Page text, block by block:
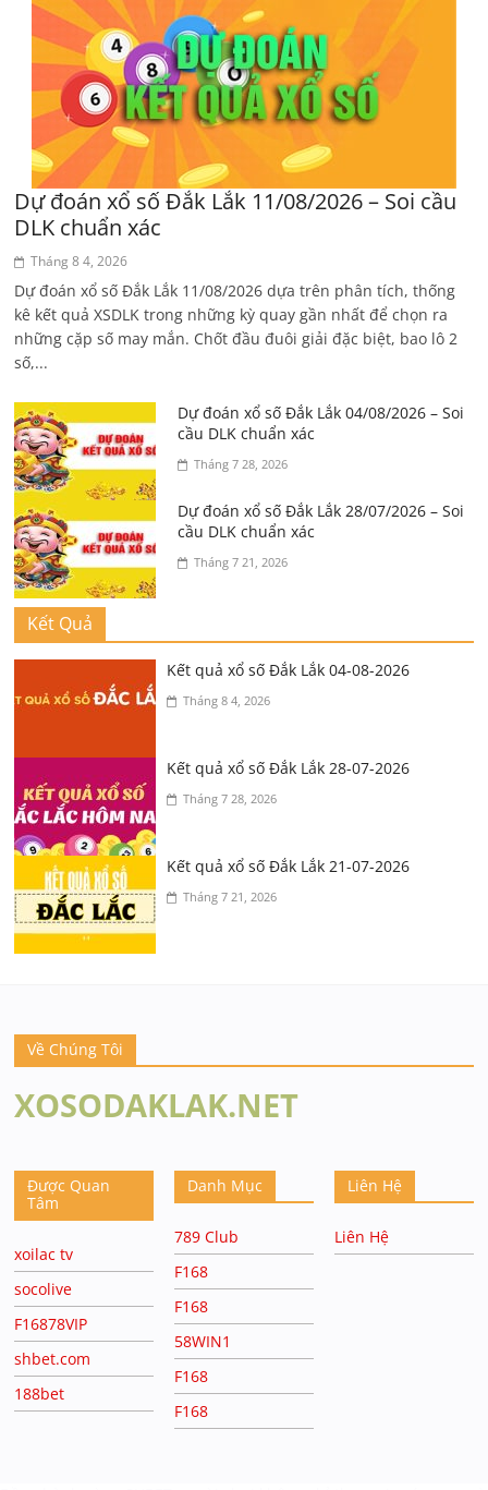
Dự đoán xổ số Đắk Lắk 11/08/2026 – Soi cầu
DLK chuẩn xác
Tháng 8 4, 2026
Dự đoán xổ số Đắk Lắk 11/08/2026 dựa trên phân tích, thống
kê kết quả XSDLK trong những kỳ quay gần nhất để chọn ra
những cặp số may mắn. Chốt đầu đuôi giải đặc biệt, bao lô 2
số,...
Dự đoán xổ số Đắk Lắk 04/08/2026 – Soi
cầu DLK chuẩn xác
Tháng 7 28, 2026
Dự đoán xổ số Đắk Lắk 28/07/2026 – Soi
cầu DLK chuẩn xác
Tháng 7 21, 2026
Kết Quả
Kết quả xổ số Đắk Lắk 04-08-2026
Tháng 8 4, 2026
Kết quả xổ số Đắk Lắk 28-07-2026
Tháng 7 28, 2026
Kết quả xổ số Đắk Lắk 21-07-2026
Tháng 7 21, 2026
Về Chúng Tôi
XOSODAKLAK.NET
Được Quan
Tâm
xoilac tv
socolive
F16878VIP
shbet.com
188bet
Danh Mục
789 Club
F168
F168
58WIN1
F168
F168
Liên Hệ
Liên Hệ